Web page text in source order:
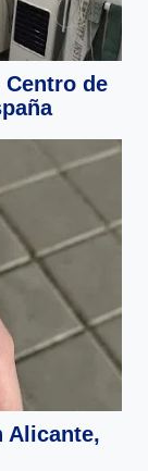
Centro de
Alicante,